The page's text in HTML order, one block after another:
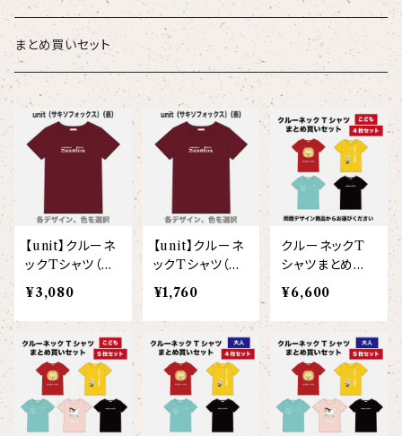
ベビー
スタイ
カバーオール
ギフトセット
Tシャツ
Tシャツ（半袖）
【face】
【signature】
【kakugen】
【hibiscus】
【I love】
【onepoint】
オーバーサイズTシャツ（半袖）
【face_point】
【resort】
【motif】
マグナムウェイトビッグシルエットTシャツ
【hello(刺繍)】
ベースボールシャツ
ポロシャツ
【emblem_basic】
【emblem_chara】
シャツ
アロハシャツ
パーカー
ポーチ
トートバッグ
おけいこバッグ
ランチトート
デニムトート
ジュートバッグ
ブランケット
ペットアイテム
巾着
サコッシュ
ポシェット
バックパック・リュック
ズーラシアンブラス
オカピ
インドライオン
ドゥクラングール
マレーバク
スマトラトラ
ホッキョクグマ
弦うさぎ
メグ
エイミー
ベス
ジョー
ハンナ
サキソフォックス
ラフィット
ムートン
クラリキャット
メリッサ
ローズマリー
ペパーミント
ことふえパピヨン
パーカッション
ドール
ナマケモノ
ズーラシアンフィルハーモニー管弦楽団
はたらくトリ
まとめ買いセット
【unit】クルーネ
ックTシャツ（半
袖）（大人）
¥3,080
【unit】クルーネ
ックTシャツ（半
袖）（こども）
¥1,760
クルーネックT
シャツまとめ買
いセット（こども
4枚/両面プリン
ト）
¥6,600